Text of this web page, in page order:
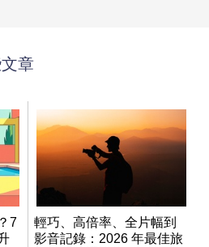
章
7
輕巧、高倍率、全片幅到
影音記錄：2026 年最佳旅